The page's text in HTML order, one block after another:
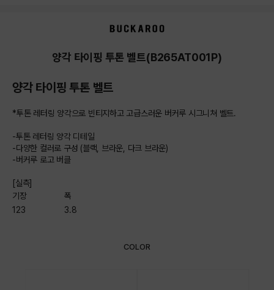
양각 타이핑 투톤 벨트(B265AT001P)
양각 타이핑 투톤 벨트
*투톤 레터링 양각으로 빈티지하고 고급스러운 버커루 시그니쳐 벨트.
-투톤 레터링 양각 디테일
-다양한 컬러로 구성 (블랙, 브라운, 다크 브라운)
-버커루 로고 버클
[실측]
기장
폭
123
3.8
COLOR